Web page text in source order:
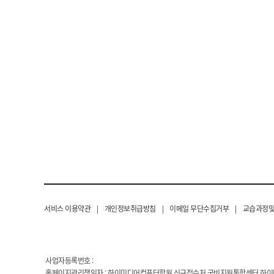
서비스 이용약관 | 개인정보취급방침 | 이메일 무단수집거부 | 교습과정
사업자등록번호 :